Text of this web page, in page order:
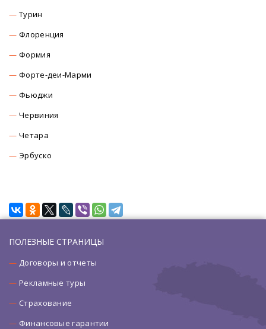
Турин
Флоренция
Формия
Форте-деи-Марми
Фьюджи
Червиния
Четара
Эрбуско
ПОЛЕЗНЫЕ СТРАНИЦЫ
Договоры и отчеты
Рекламные туры
Страхование
Финансовые гарантии